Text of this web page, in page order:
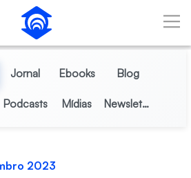
Jornal Ebooks Blog
Podcasts Mídias Newsletter
2023